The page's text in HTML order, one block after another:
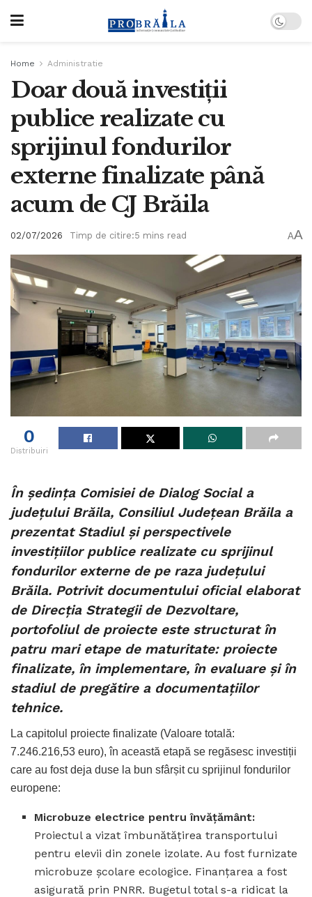
Home Administratie
Doar două investiții
publice realizate cu
sprijinul fondurilor
externe finalizate până
acum de CJ Brăila
02/07/2026 Timp de citire:5 mins read AA
0
Distribuiri
În ședința Comisiei de Dialog Social a
județului Brăila, Consiliul Județean Brăila a
prezentat Stadiul și perspectivele
investițiilor publice realizate cu sprijinul
fondurilor externe de pe raza județului
Brăila. Potrivit documentului oficial elaborat
de Direcția Strategii de Dezvoltare,
portofoliul de proiecte este structurat în
patru mari etape de maturitate: proiecte
finalizate, în implementare, în evaluare și în
stadiul de pregătire a documentațiilor
tehnice.
La capitolul proiecte finalizate (Valoare totală:
7.246.216,53 euro), în această etapă se regăsesc investiții
care au fost deja duse la bun sfârșit cu sprijinul fondurilor
europene:
Microbuze electrice pentru învățământ:
Proiectul a vizat îmbunătățirea transportului
pentru elevii din zonele izolate. Au fost furnizate
microbuze școlare ecologice. Finanțarea a fost
asigurată prin PNRR. Bugetul total s-a ridicat la